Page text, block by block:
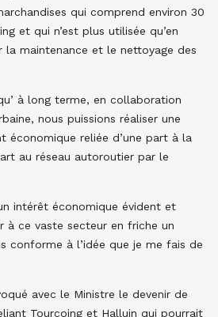
qui comprend environ 30
et qui n’est plus utilisée qu’en
la maintenance et le nettoyage des
à long terme, en collaboration
nous puissions réaliser une
économique reliée d’une part à la
au réseau autoroutier par le
intérêt économique évident et
à ce vaste secteur en friche un
conforme à l’idée que je me fais de
avec le Ministre le devenir de
Tourcoing et Halluin qui pourrait